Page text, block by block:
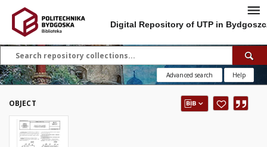
Digital Repository of UTP in
Advanced search Help
OBJECT